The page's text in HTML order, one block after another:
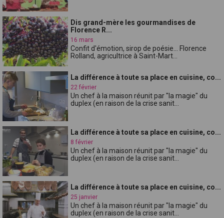
Dis grand-mère les gourmandises de
Florence R...
16 mars
Confit d'émotion, sirop de poésie... Florence
Rolland, agricultrice à Saint-Mart...
La différence à toute sa place en cuisine, co...
22 février
Un chef à la maison réunit par "la magie" du
duplex (en raison de la crise sanit...
La différence à toute sa place en cuisine, co...
8 février
Un chef à la maison réunit par "la magie" du
duplex (en raison de la crise sanit...
La différence à toute sa place en cuisine, co...
25 janvier
Un chef à la maison réunit par "la magie" du
duplex (en raison de la crise sanit...